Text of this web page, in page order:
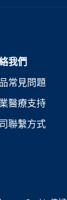
我們
常見問題
醫療支持
聯繫方式